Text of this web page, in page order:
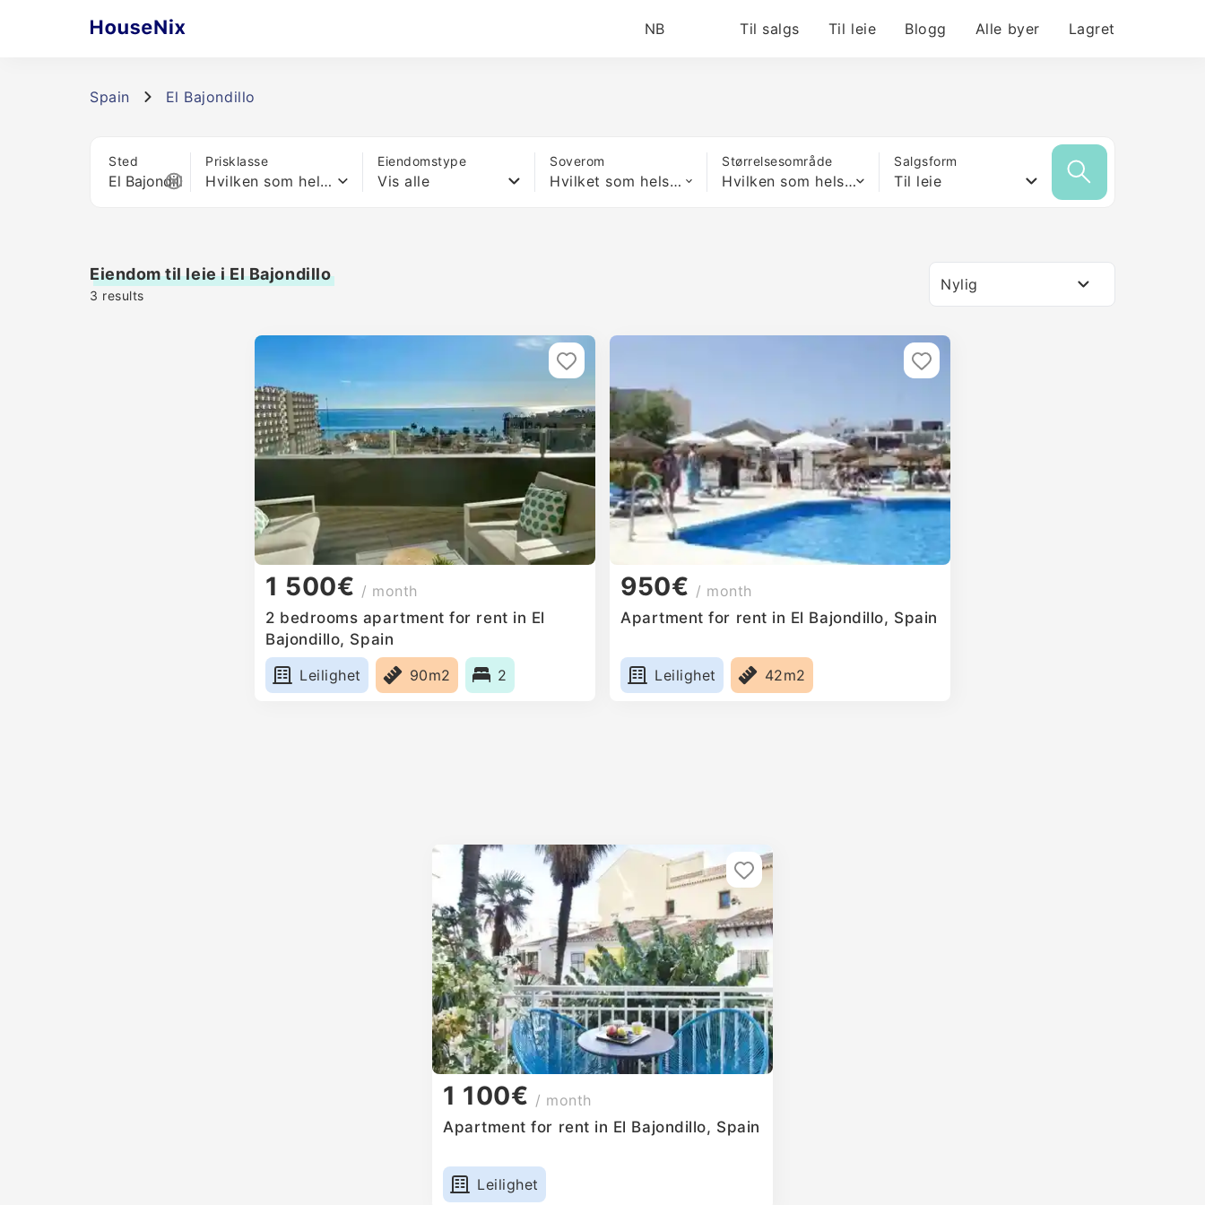
NB Til salgs Til leie Blogg Alle byer Lagret
Spain El Bajondillo
Sted Prisklasse
Hvilken som helst pris
Eiendomstype
Vis alle
Soverom
Hvilket som helst antall soverom
Størrelsesområde
Hvilken som helst størrelse
Salgsform
Til leie
Eiendom til leie i El Bajondillo
3 results
Nylig
1 500€ / month
2 bedrooms apartment for rent in El
Bajondillo, Spain
Leilighet
90m2 2
950€ / month
Apartment for rent in El Bajondillo, Spain
Leilighet 42m2
1 100€ / month
Apartment for rent in El Bajondillo, Spain
Leilighet